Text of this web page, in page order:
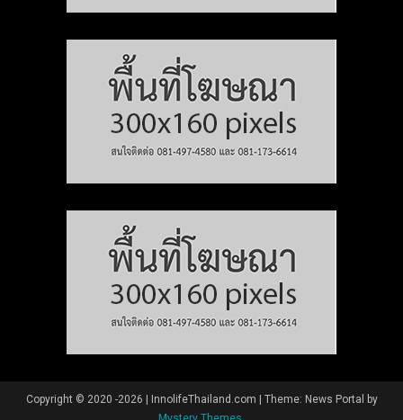
Copyright © 2020 -2026 | InnolifeThailand.com | Theme: News Portal by